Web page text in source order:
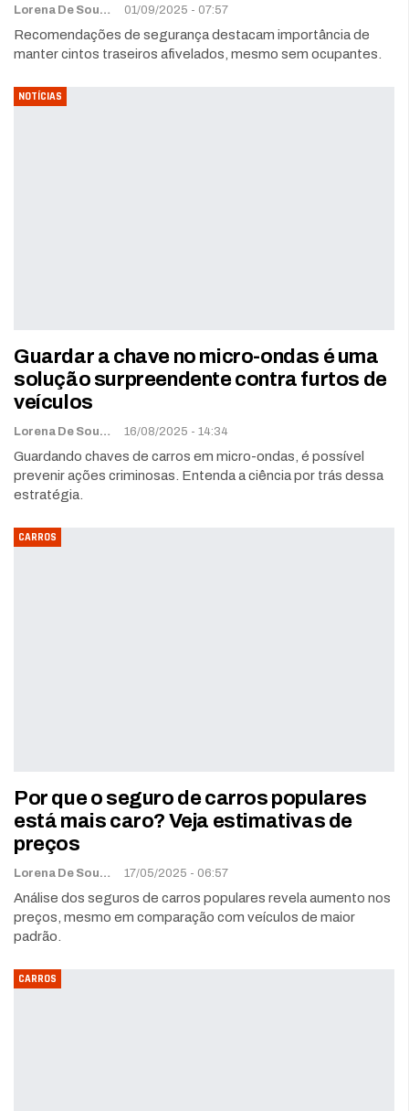
Lorena De Sousa 01/09/2025 - 07:57
Recomendações de segurança destacam importância de
manter cintos traseiros afivelados, mesmo sem ocupantes.
NOTÍCIAS
Guardar a chave no micro-ondas é uma
solução surpreendente contra furtos de
veículos
Lorena De Sousa 16/08/2025 - 14:34
Guardando chaves de carros em micro-ondas, é possível
prevenir ações criminosas. Entenda a ciência por trás dessa
estratégia.
CARROS
Por que o seguro de carros populares
está mais caro? Veja estimativas de
preços
Lorena De Sousa 17/05/2025 - 06:57
Análise dos seguros de carros populares revela aumento nos
preços, mesmo em comparação com veículos de maior
padrão.
CARROS